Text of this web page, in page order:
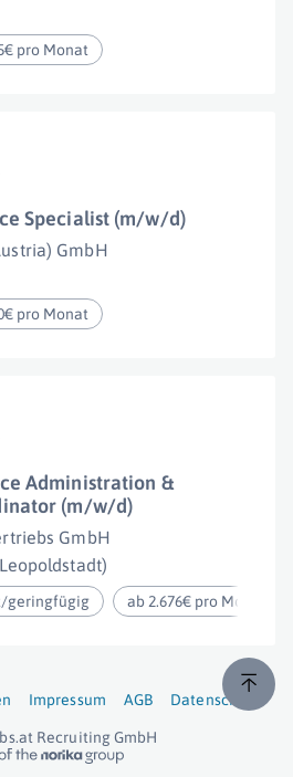
pro Monat
Specialist (m/w/d)
GmbH
pro Monat
Administration &
(m/w/d)
GmbH
geringfügig ab 2.676€ pro Monat
Impressum AGB Datenschutz
Recruiting GmbH